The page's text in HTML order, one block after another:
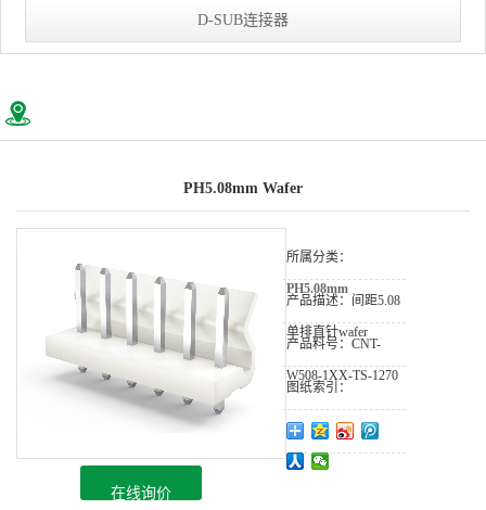
D-SUB连接器
PH5.08mm Wafer
所属分类：
PH5.08mm
产品描述： 间距5.08
单排直针wafer
产品料号： CNT-
W508-1XX-TS-1270
图纸索引：
在线询价